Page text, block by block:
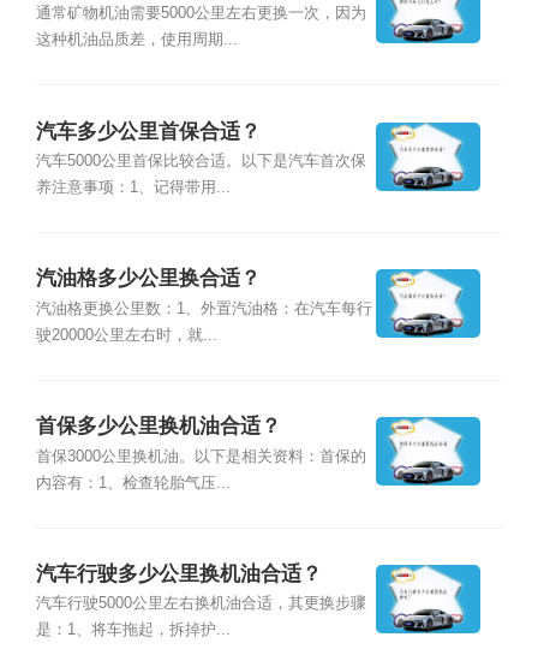
通常矿物机油需要5000公里左右更换一次，因为
这种机油品质差，使用周期...
汽车多少公里首保合适？
汽车5000公里首保比较合适。以下是汽车首次保
养注意事项：1、记得带用...
汽油格多少公里换合适？
汽油格更换公里数：1、外置汽油格：在汽车每行
驶20000公里左右时，就...
首保多少公里换机油合适？
首保3000公里换机油。以下是相关资料：首保的
内容有：1、检查轮胎气压...
汽车行驶多少公里换机油合适？
汽车行驶5000公里左右换机油合适，其更换步骤
是：1、将车拖起，拆掉护...